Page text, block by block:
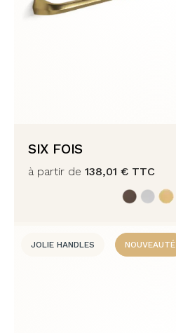
SIX FOIS
à partir de 138,01 € TTC
JOLIE HANDLES NOUVEAUTÉ